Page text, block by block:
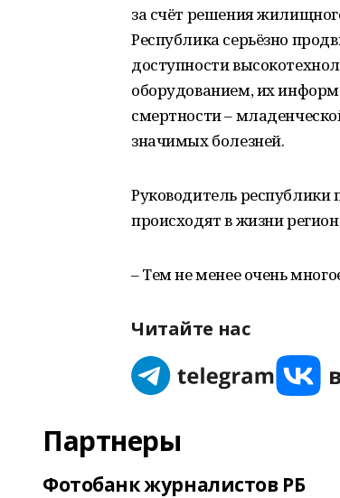
за счёт решения
Республика серьёзно
доступности
оборудованием, их
смертности –
значимых болезней.
Руководитель
происходят в жизни
– Тем не менее очень
Читайте нас
Партнеры
Фотобанк журналистов РБ